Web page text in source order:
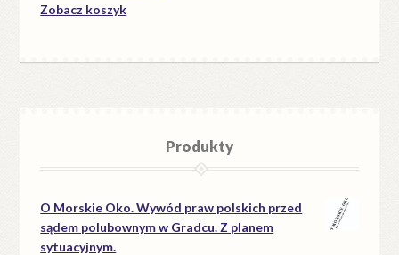
Zobacz koszyk
Produkty
O Morskie Oko. Wywód praw polskich przed
sądem polubownym w Gradcu. Z planem
sytuacyjnym.